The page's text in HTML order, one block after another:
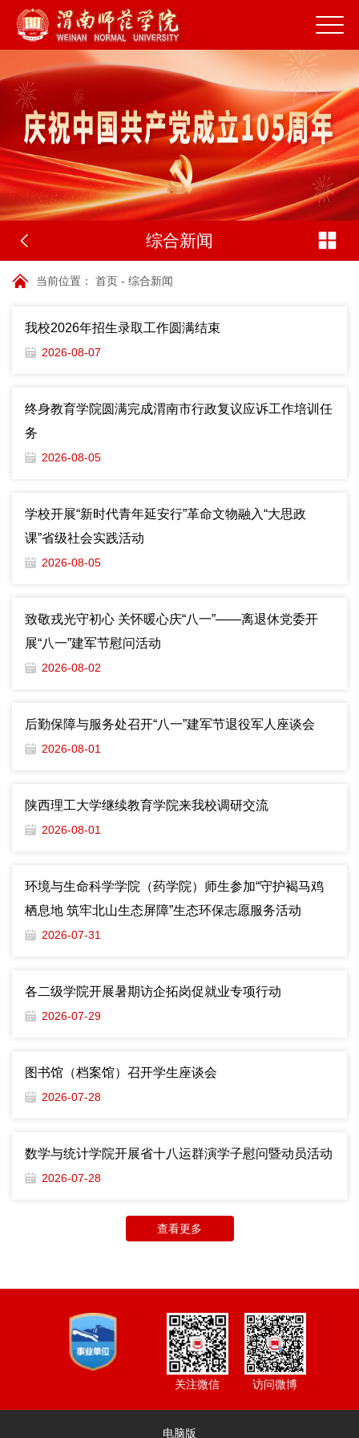
综合新闻
当前位置： 首页 - 综合新闻
我校2026年招生录取工作圆满结束
2026-08-07
终身教育学院圆满完成渭南市行政复议应诉工作培训任
务
2026-08-05
学校开展“新时代青年延安行”革命文物融入“大思政
课”省级社会实践活动
2026-08-05
致敬戎光守初心 关怀暖心庆“八一”——离退休党委开
展“八一”建军节慰问活动
2026-08-02
后勤保障与服务处召开“八一”建军节退役军人座谈会
2026-08-01
陕西理工大学继续教育学院来我校调研交流
2026-08-01
环境与生命科学学院（药学院）师生参加“守护褐马鸡
栖息地 筑牢北山生态屏障”生态环保志愿服务活动
2026-07-31
各二级学院开展暑期访企拓岗促就业专项行动
2026-07-29
图书馆（档案馆）召开学生座谈会
2026-07-28
数学与统计学院开展省十八运群演学子慰问暨动员活动
2026-07-28
查看更多
访问微博
关注微信
电脑版